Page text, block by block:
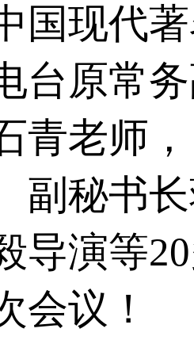
国现代
台原常
青老师，
副秘书
导演等
会议！